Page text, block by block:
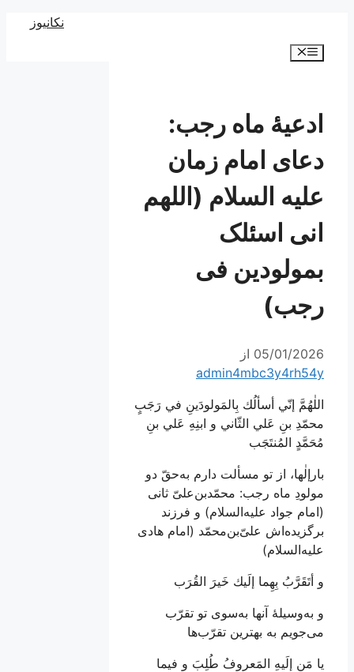
نکانیوز
فهرست
ادعیۀ ماه رجب:
دعای امام زمان
علیه السلام (اللهم
انی اسئلک
بمولودین فی
رجب)
05/01/2026 از
admin4mbc3y4rh54y
اللٰهُمَّ إنّي أسألُك بِالمَولودَينِ في رَجَبٍ
محمّدِ بنِ عَلي الثّاني و ابنِهِ عَلي بنِ
مُحَمَّدٍ المُنتَجَب
بارإلٰها، از تو مسألت دارم به‌حقّ دو
مولودِ ماه رجب: محمّد‌بن‌علیّ ثانی
(امام جواد علیه‌السلام) و فرزند
برگزیده‌اش علیّ‌بن‌محمّد (امام هادی
علیه‌السلام)
و أتَقَرَّبُ بِهِما إلَيك خَيرَ القُرَب
و به‌وسیلۀ آنها به‌سوی تو تقرّب
می‌جویم به بهترین تقرّب‌ها
يا مَن إلَيهِ المَعروفُ طُلِبَ و فيما